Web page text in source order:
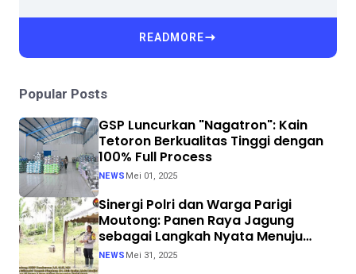
READMORE
Popular Posts
GSP Luncurkan "Nagatron": Kain
Tetoron Berkualitas Tinggi dengan
100% Full Process
NEWS Mei 01, 2025
Sinergi Polri dan Warga Parigi
Moutong: Panen Raya Jagung
sebagai Langkah Nyata Menuju
Swasembada Pangan
NEWS Mei 31, 2025